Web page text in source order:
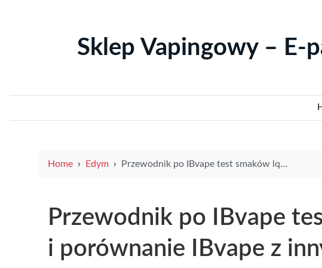
Sklep Vapingowy – E-
Home Edym Przewodnik po IBvape test smaków lq 0mg i porównanie IBvape z innymi e liquidami oraz gdzie kupić lq 0mg
Przewodnik po IBvape
i porównanie IBvape z